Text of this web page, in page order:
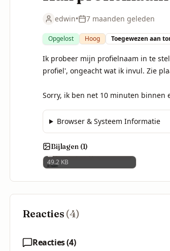
edwin• 7 maanden geleden
Opgelost Hoog Toegewezen aan
Ik probeer mijn profielnaam in te
profiel', ongeacht wat ik invul. Zie
Sorry, ik ben net 10 minuten binnen
Browser & Systeem Informatie
Bijlagen (1)
Screenshot 2026-01-21 181404.png
49.2 KB
Reacties (4)
Reacties (4)